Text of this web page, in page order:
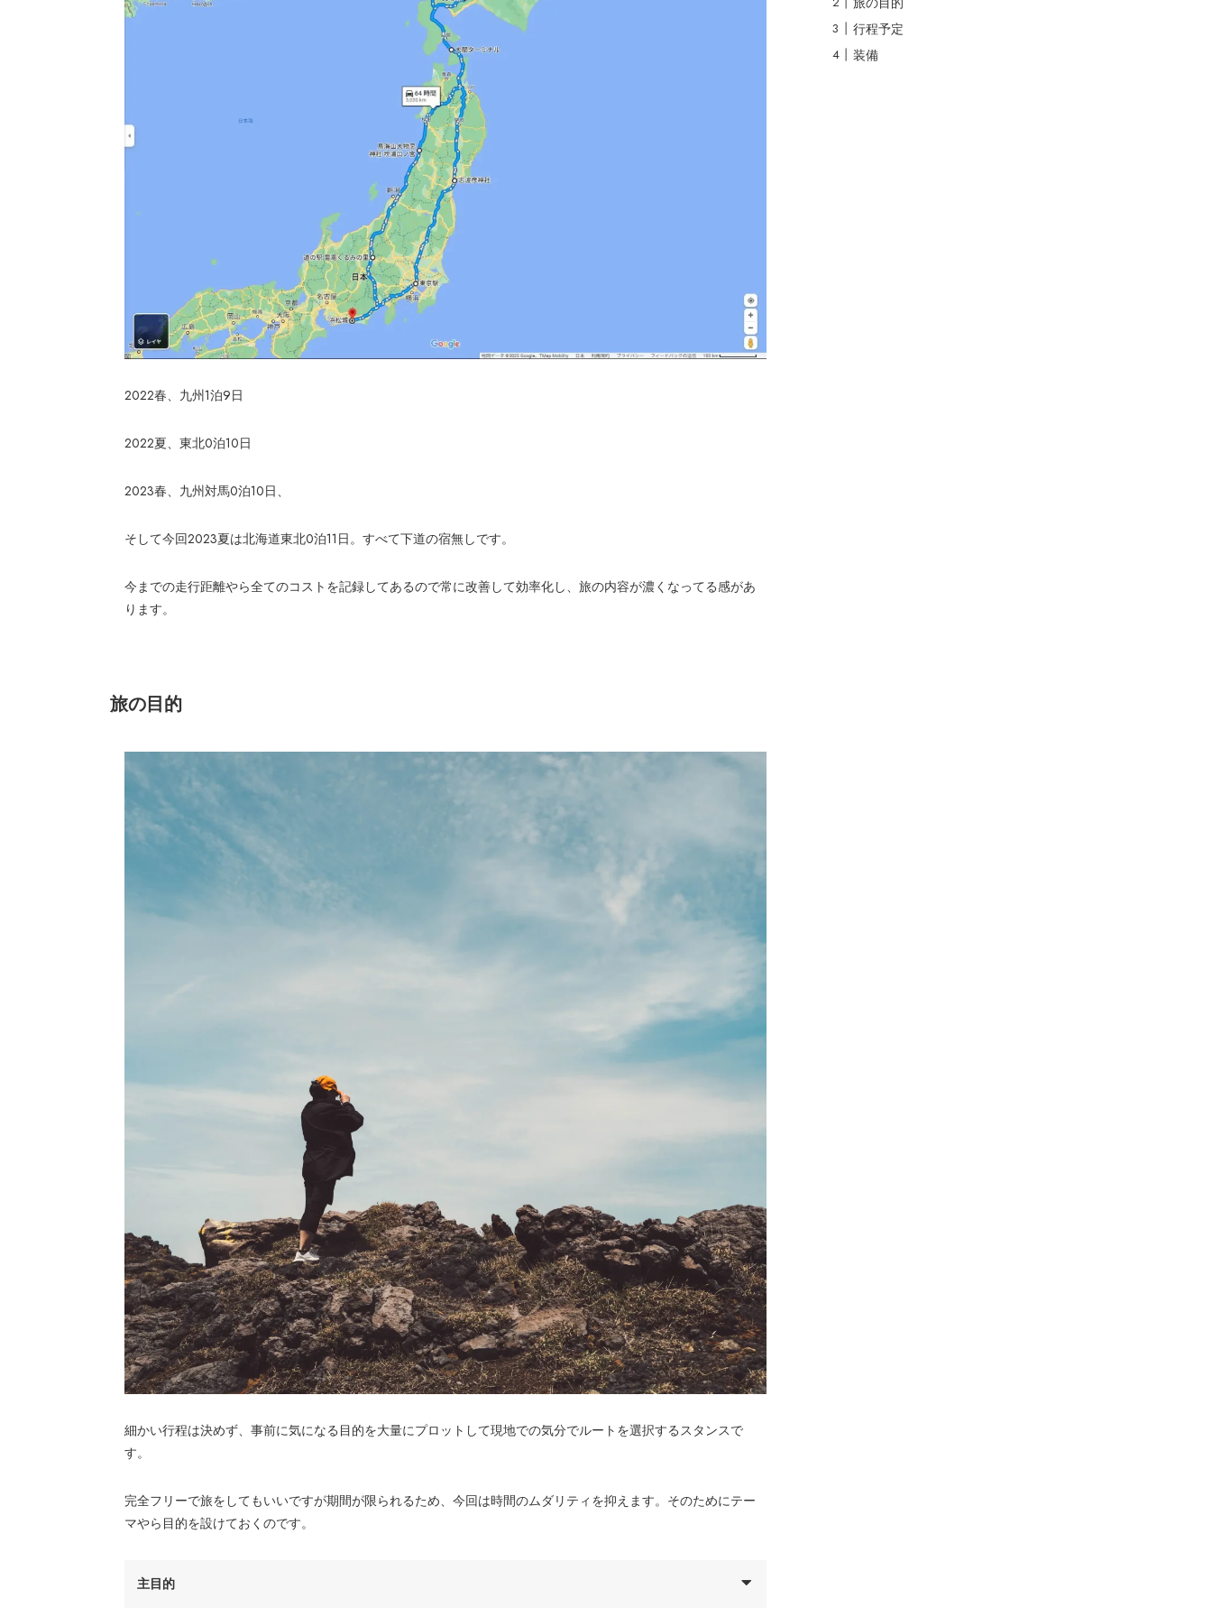
2022春、九州1泊9日
2022夏、東北0泊10日
2023春、九州対馬0泊10日、
そして今回2023夏は北海道東北0泊11日。すべて下道の宿無しです。
今までの走行距離やら全てのコストを記録してあるので常に改善して効率化し、旅の内容が濃くなってる感があ
ります。
旅の目的
細かい行程は決めず、事前に気になる目的を大量にプロットして現地での気分でルートを選択するスタンスで
す。
完全フリーで旅をしてもいいですが期間が限られるため、今回は時間のムダリティを抑えます。そのためにテー
マやら目的を設けておくのです。
主目的
行程予定
装備